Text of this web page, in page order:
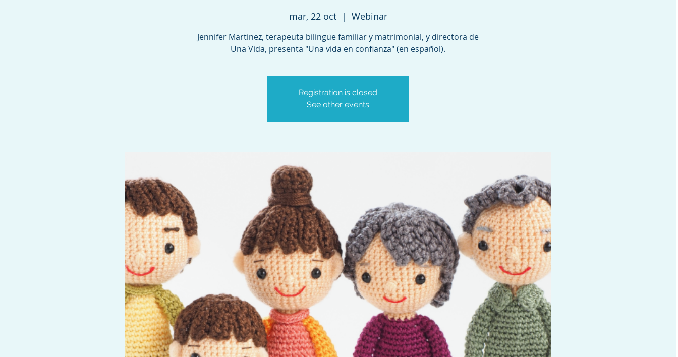
mar, 22 oct
  |
Webinar
Jennifer Martinez, terapeuta bilingüe familiar y matrimonial, y directora de
Una Vida, presenta "Una vida en confianza" (en español).
Registration is closed
See other events